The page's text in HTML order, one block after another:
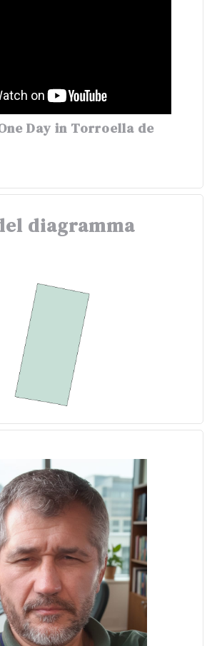
Day in Torroella de
diagramma